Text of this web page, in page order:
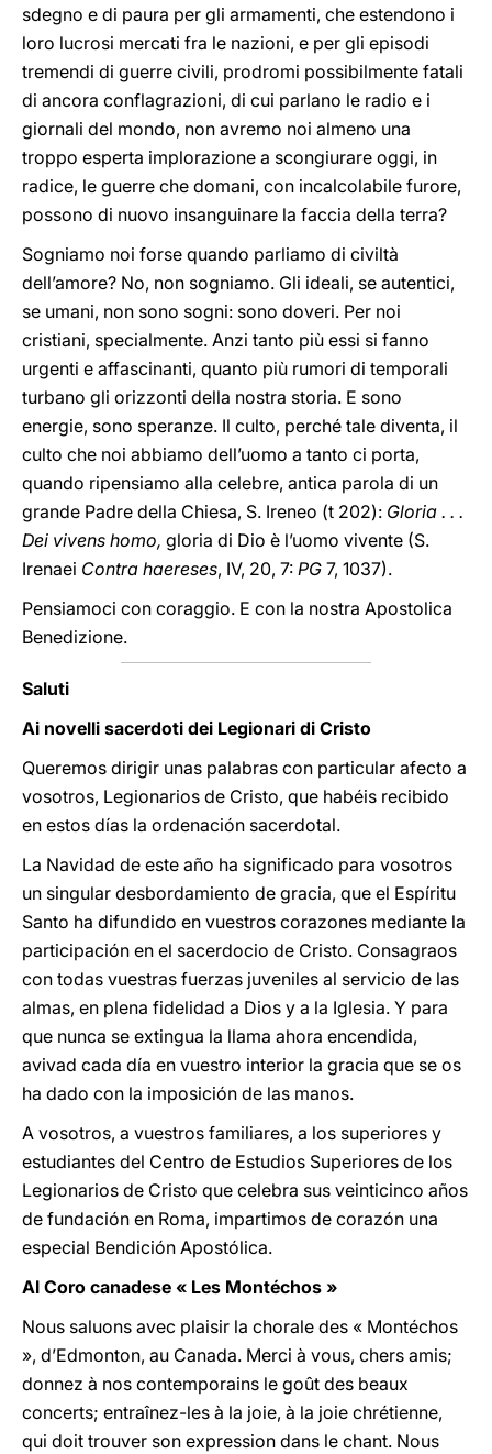
sdegno e di paura per gli armamenti, che estendono i
loro lucrosi mercati fra le nazioni, e per gli episodi
tremendi di guerre civili, prodromi possibilmente fatali
di ancora conflagrazioni, di cui parlano le radio e i
giornali del mondo, non avremo noi almeno una
troppo esperta implorazione a scongiurare oggi, in
radice, le guerre che domani, con incalcolabile furore,
possono di nuovo insanguinare la faccia della terra?
Sogniamo noi forse quando parliamo di civiltà
dell’amore? No, non sogniamo. Gli ideali, se autentici,
se umani, non sono sogni: sono doveri. Per noi
cristiani, specialmente. Anzi tanto più essi si fanno
urgenti e affascinanti, quanto più rumori di temporali
turbano gli orizzonti della nostra storia. E sono
energie, sono speranze. Il culto, perché tale diventa, il
culto che noi abbiamo dell’uomo a tanto ci porta,
quando ripensiamo alla celebre, antica parola di un
grande Padre della Chiesa, S. Ireneo (t 202): Gloria . . .
Dei vivens homo, gloria di Dio è l’uomo vivente (S.
Irenaei Contra haereses, IV, 20, 7: PG 7, 1037).
Pensiamoci con coraggio. E con la nostra Apostolica
Benedizione.
Saluti
Ai novelli sacerdoti dei Legionari di Cristo
Queremos dirigir unas palabras con particular afecto a
vosotros, Legionarios de Cristo, que habéis recibido
en estos días la ordenación sacerdotal.
La Navidad de este año ha significado para vosotros
un singular desbordamiento de gracia, que el Espíritu
Santo ha difundido en vuestros corazones mediante la
participación en el sacerdocio de Cristo. Consagraos
con todas vuestras fuerzas juveniles al servicio de las
almas, en plena fidelidad a Dios y a la Iglesia. Y para
que nunca se extingua la llama ahora encendida,
avivad cada día en vuestro interior la gracia que se os
ha dado con la imposición de las manos.
A vosotros, a vuestros familiares, a los superiores y
estudiantes del Centro de Estudios Superiores de los
Legionarios de Cristo que celebra sus veinticinco años
de fundación en Roma, impartimos de corazón una
especial Bendición Apostólica.
Al Coro canadese « Les Montéchos »
Nous saluons avec plaisir la chorale des « Montéchos
», d’Edmonton, au Canada. Merci à vous, chers amis;
donnez à nos contemporains le goût des beaux
concerts; entraînez-les à la joie, à la joie chrétienne,
qui doit trouver son expression dans le chant. Nous